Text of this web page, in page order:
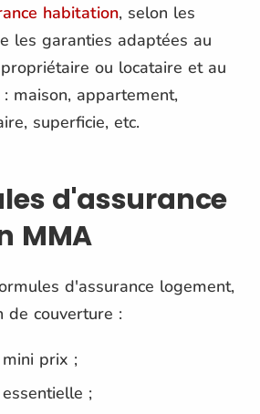
habitation, selon les
les garanties adaptées au
ou locataire et au
maison, appartement,
superficie, etc.
d'assurance
MMA
d'assurance logement,
de couverture :
mini prix ;
essentielle ;